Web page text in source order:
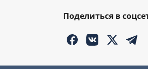
Поделиться в